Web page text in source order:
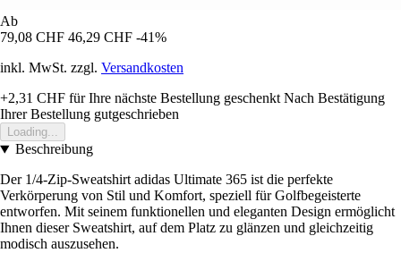
Ab
79,08 CHF 46,29 CHF -41%
inkl. MwSt. zzgl. Versandkosten
+2,31 CHF für Ihre nächste Bestellung geschenkt Nach Bestätigung
Ihrer Bestellung gutgeschrieben
Loading...
Beschreibung
Der 1/4-Zip-Sweatshirt adidas Ultimate 365 ist die perfekte
Verkörperung von Stil und Komfort, speziell für Golfbegeisterte
entworfen. Mit seinem funktionellen und eleganten Design ermöglicht
Ihnen dieser Sweatshirt, auf dem Platz zu glänzen und gleichzeitig
modisch auszusehen.